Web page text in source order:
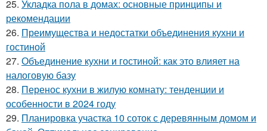
25. Укладка пола в домах: основные принципы и
рекомендации
26. Преимущества и недостатки объединения кухни и
гостиной
27. Объединение кухни и гостиной: как это влияет на
налоговую базу
28. Перенос кухни в жилую комнату: тенденции и
особенности в 2024 году
29. Планировка участка 10 соток с деревянным домом и